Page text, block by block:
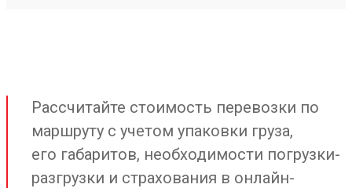
Рассчитайте стоимость перевозки по
маршруту с учетом упаковки груза,
его габаритов, необходимости погрузки-
разгрузки и страхования в онлайн-